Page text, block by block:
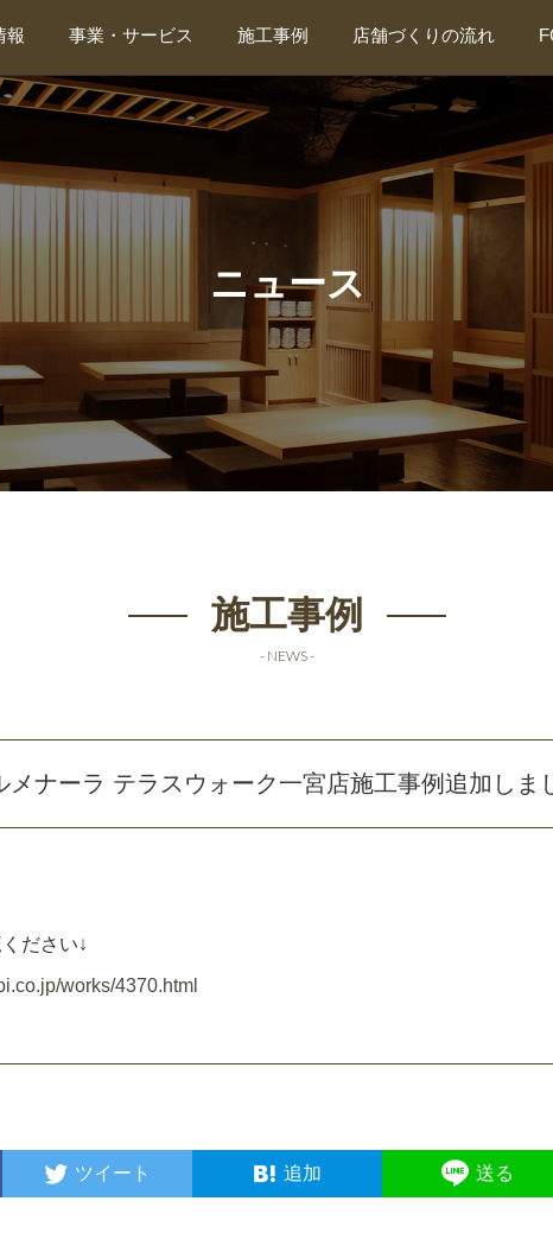
報 事業・サービス
店舗繁盛応援団
店舗探し応援団
厨房機器サービス
カビ取り・カビ対策
抗ウイルス・抗菌・消毒施工（東海抗菌サービス）
デザイン・設計（ティーズプランニング）
施工事例
美容/スポーツ
診療所/治療院
店舗づくりの流れ
ニュース
施工事例
- NEWS -
メナーラ テラスウォーク一宮店施工事例追加しま
ださい↓
works/4370.html
ツイート 追加 送る